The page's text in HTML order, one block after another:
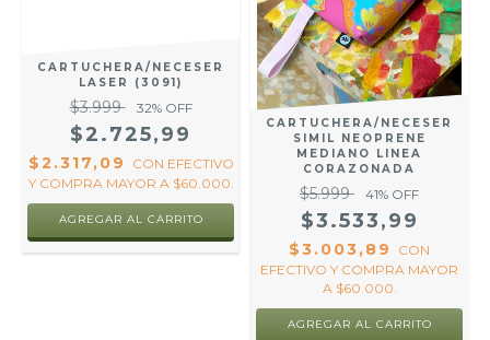
CARTUCHERA/NECESER
LASER (3091)
$3.999 32% OFF
$2.725,99
$2.317,09 CON EFECTIVO
Y COMPRA MAYOR A $60.000.
AGREGAR AL CARRITO
CARTUCHERA/NECESER
SIMIL NEOPRENE
MEDIANO LINEA
CORAZONADA
$5.999 41% OFF
$3.533,99
$3.003,89
CON
EFECTIVO Y COMPRA MAYOR
A $60.000.
AGREGAR AL CARRITO